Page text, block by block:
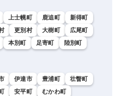
上士幌町 鹿追町
新得町
更別村 大樹町
広尾町
本別町 足寄町
陸別町
伊達市 豊浦町
壮瞥町
安平町 むかわ町